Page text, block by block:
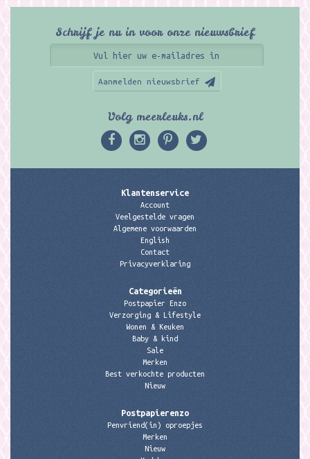
Schrijf je nu in voor onze nieuwsbrief
Aanmelden nieuwsbrief
Volg meerleuks.nl
Klantenservice
Account
Veelgestelde vragen
Algemene voorwaarden
English
Contact
Privacyverklaring
Categorieën
Postpapier Enzo
Verzorging & Lifestyle
Wonen & Keuken
Baby & kind
Sale
Merken
Best verkochte producten
Nieuw
Postpapierenzo
Penvriend(in) oproepjes
Merken
Nieuw